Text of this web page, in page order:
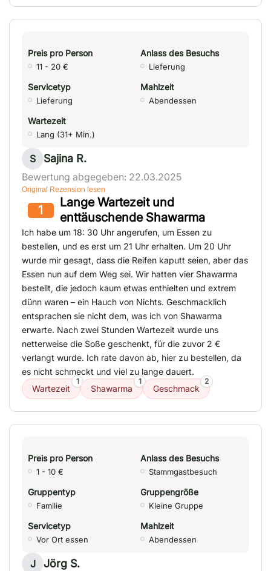
Preis pro Person
11 - 20 €
Anlass des Besuchs
Lieferung
Servicetyp
Lieferung
Mahlzeit
Abendessen
Wartezeit
Lang (31+ Min.)
S Sajina R.
Bewertung abgegeben: 22.03.2025
Original Rezension lesen
1
Lange Wartezeit und
enttäuschende Shawarma
Ich habe um 18: 30 Uhr angerufen, um Essen zu
bestellen, und es erst um 21 Uhr erhalten. Um 20 Uhr
wurde mir gesagt, dass die Reifen kaputt seien, aber das
Essen nun auf dem Weg sei. Wir hatten vier Shawarma
bestellt, die jedoch kaum etwas enthielten und extrem
dünn waren – ein Hauch von Nichts. Geschmacklich
entsprachen sie nicht dem, was ich von Shawarma
erwarte. Nach zwei Stunden Wartezeit wurde uns
netterweise die Soße geschenkt, für die zuvor 2 €
verlangt wurde. Ich rate davon ab, hier zu bestellen, da
es nicht schmeckt und viel zu lange dauert.
Wartezeit
1
Shawarma
1
Geschmack
2
Preis pro Person
1 - 10 €
Anlass des Besuchs
Stammgastbesuch
Gruppentyp
Familie
Gruppengröße
Kleine Gruppe
Servicetyp
Vor Ort essen
Mahlzeit
Abendessen
J Jörg S.